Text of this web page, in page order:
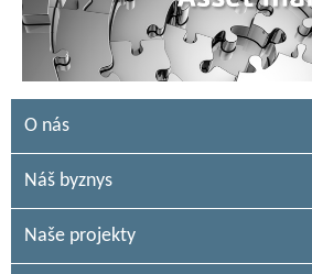
O nás
Náš byznys
Naše projekty